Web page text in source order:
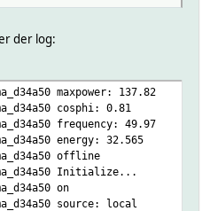
der log:
maxpower: 137.82
cosphi: 0.81
frequency: 49.97
energy: 32.565
offline
Initialize...
on
source: local